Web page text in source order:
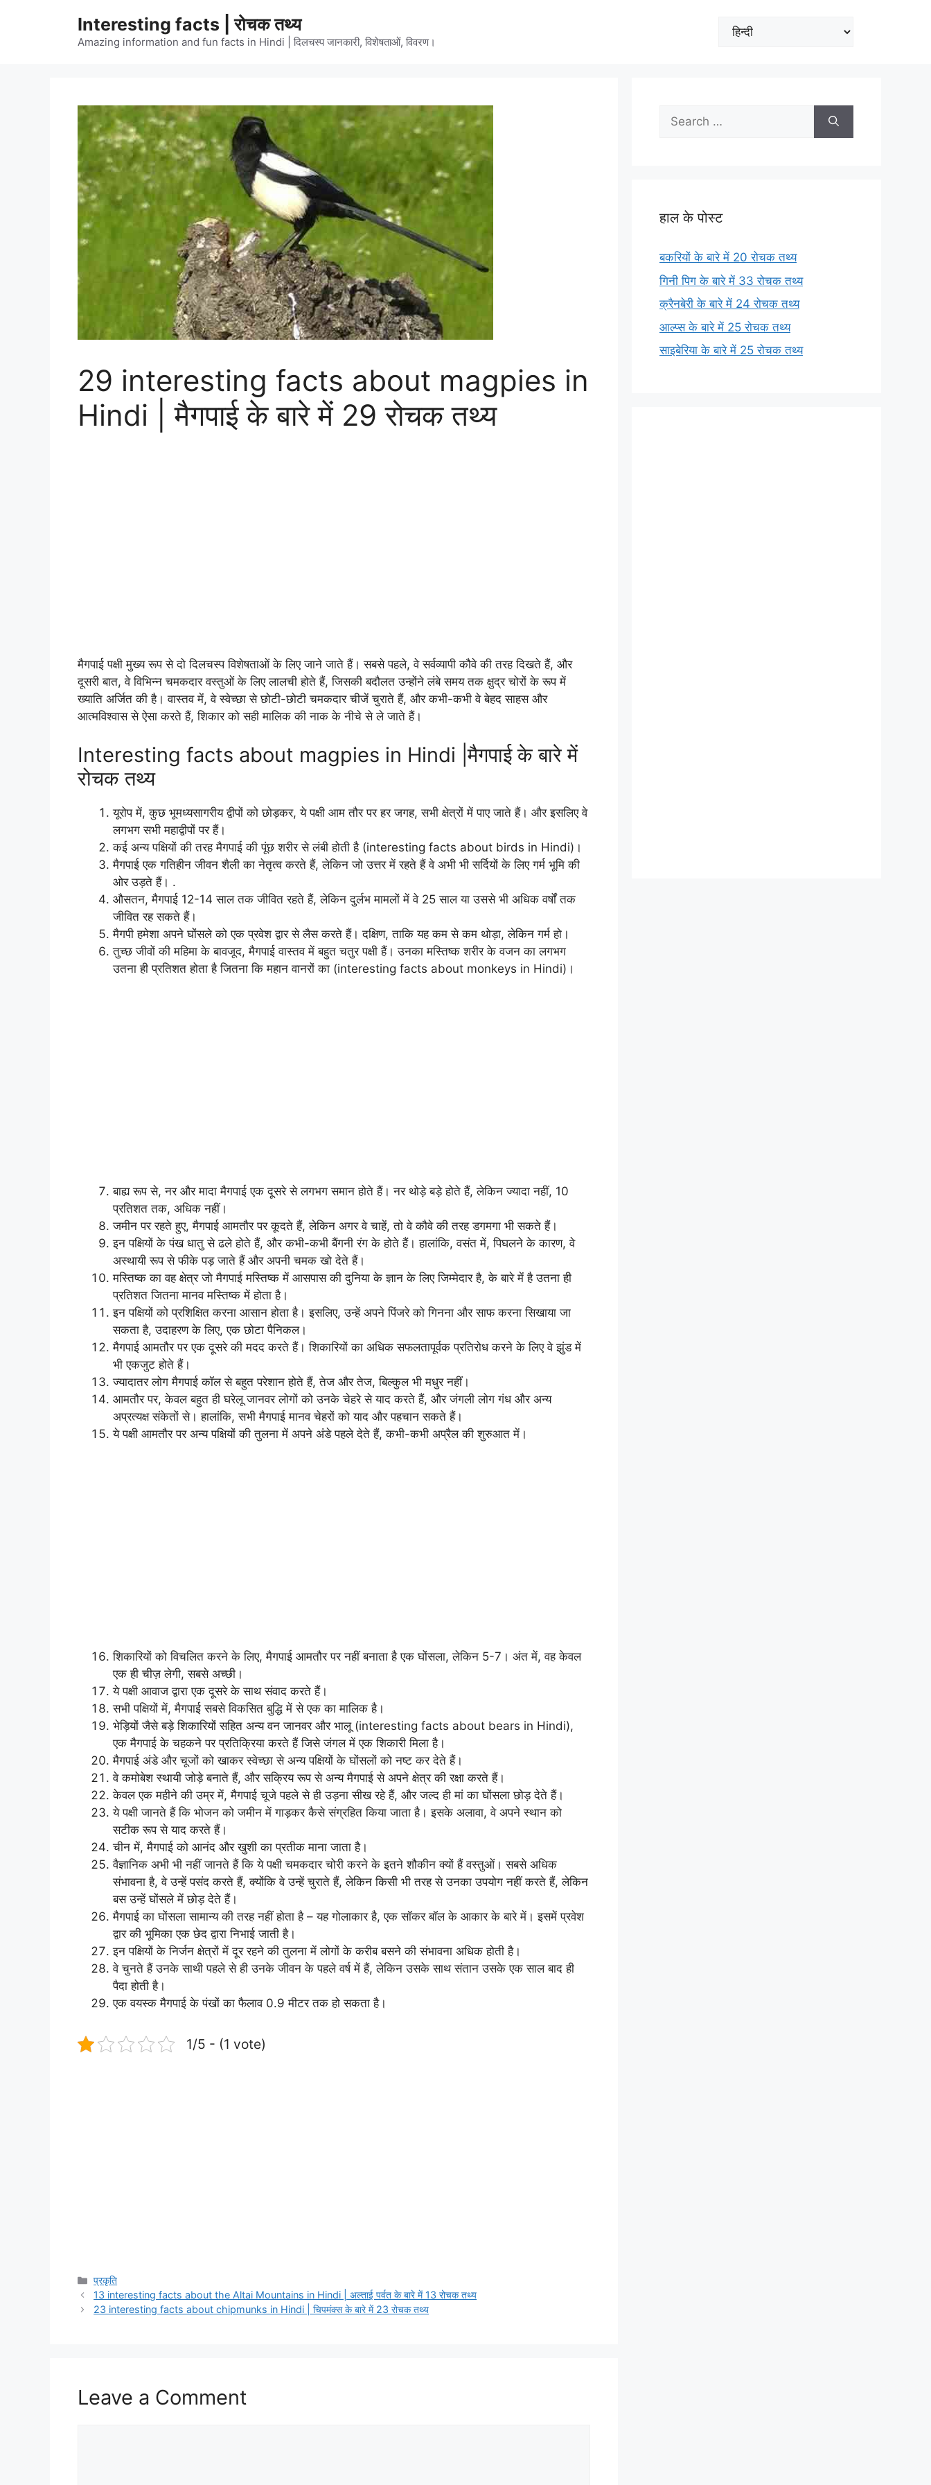
Interesting facts | रोचक तथ्य
Amazing information and fun facts in Hindi | दिलचस्प जानकारी, विशेषताओं, विवरण।
Choose
29 interesting facts about magpies in
Hindi | मैगपाई के बारे में 29 रोचक तथ्य
मैगपाई पक्षी मुख्य रूप से दो दिलचस्प विशेषताओं के लिए जाने जाते हैं। सबसे पहले, वे सर्वव्यापी कौवे की तरह दिखते हैं, और
दूसरी बात, वे विभिन्न चमकदार वस्तुओं के लिए लालची होते हैं, जिसकी बदौलत उन्होंने लंबे समय तक क्षुद्र चोरों के रूप में
ख्याति अर्जित की है। वास्तव में, वे स्वेच्छा से छोटी-छोटी चमकदार चीजें चुराते हैं, और कभी-कभी वे बेहद साहस और
आत्मविश्वास से ऐसा करते हैं, शिकार को सही मालिक की नाक के नीचे से ले जाते हैं।
Interesting facts about magpies in Hindi |मैगपाई के बारे में
रोचक तथ्य
यूरोप में, कुछ भूमध्यसागरीय द्वीपों को छोड़कर, ये पक्षी आम तौर पर हर जगह, सभी क्षेत्रों में पाए जाते हैं। और इसलिए वे
लगभग सभी महाद्वीपों पर हैं।
कई अन्य पक्षियों की तरह मैगपाई की पूंछ शरीर से लंबी होती है (interesting facts about birds in Hindi)।
मैगपाई एक गतिहीन जीवन शैली का नेतृत्व करते हैं, लेकिन जो उत्तर में रहते हैं वे अभी भी सर्दियों के लिए गर्म भूमि की
ओर उड़ते हैं। .
औसतन, मैगपाई 12-14 साल तक जीवित रहते हैं, लेकिन दुर्लभ मामलों में वे 25 साल या उससे भी अधिक वर्षों तक
जीवित रह सकते हैं।
मैगपी हमेशा अपने घोंसले को एक प्रवेश द्वार से लैस करते हैं। दक्षिण, ताकि यह कम से कम थोड़ा, लेकिन गर्म हो।
तुच्छ जीवों की महिमा के बावजूद, मैगपाई वास्तव में बहुत चतुर पक्षी हैं। उनका मस्तिष्क शरीर के वजन का लगभग
उतना ही प्रतिशत होता है जितना कि महान वानरों का (interesting facts about monkeys in Hindi)।
बाह्य रूप से, नर और मादा मैगपाई एक दूसरे से लगभग समान होते हैं। नर थोड़े बड़े होते हैं, लेकिन ज्यादा नहीं, 10
प्रतिशत तक, अधिक नहीं।
जमीन पर रहते हुए, मैगपाई आमतौर पर कूदते हैं, लेकिन अगर वे चाहें, तो वे कौवे की तरह डगमगा भी सकते हैं।
इन पक्षियों के पंख धातु से ढले होते हैं, और कभी-कभी बैंगनी रंग के होते हैं। हालांकि, वसंत में, पिघलने के कारण, वे
अस्थायी रूप से फीके पड़ जाते हैं और अपनी चमक खो देते हैं।
मस्तिष्क का वह क्षेत्र जो मैगपाई मस्तिष्क में आसपास की दुनिया के ज्ञान के लिए जिम्मेदार है, के बारे में है उतना ही
प्रतिशत जितना मानव मस्तिष्क में होता है।
इन पक्षियों को प्रशिक्षित करना आसान होता है। इसलिए, उन्हें अपने पिंजरे को गिनना और साफ करना सिखाया जा
सकता है, उदाहरण के लिए, एक छोटा पैनिकल।
मैगपाई आमतौर पर एक दूसरे की मदद करते हैं। शिकारियों का अधिक सफलतापूर्वक प्रतिरोध करने के लिए वे झुंड में
भी एकजुट होते हैं।
ज्यादातर लोग मैगपाई कॉल से बहुत परेशान होते हैं, तेज और तेज, बिल्कुल भी मधुर नहीं।
आमतौर पर, केवल बहुत ही घरेलू जानवर लोगों को उनके चेहरे से याद करते हैं, और जंगली लोग गंध और अन्य
अप्रत्यक्ष संकेतों से। हालांकि, सभी मैगपाई मानव चेहरों को याद और पहचान सकते हैं।
ये पक्षी आमतौर पर अन्य पक्षियों की तुलना में अपने अंडे पहले देते हैं, कभी-कभी अप्रैल की शुरुआत में।
शिकारियों को विचलित करने के लिए, मैगपाई आमतौर पर नहीं बनाता है एक घोंसला, लेकिन 5-7। अंत में, वह केवल
एक ही चीज़ लेगी, सबसे अच्छी।
ये पक्षी आवाज द्वारा एक दूसरे के साथ संवाद करते हैं।
सभी पक्षियों में, मैगपाई सबसे विकसित बुद्धि में से एक का मालिक है।
भेड़ियों जैसे बड़े शिकारियों सहित अन्य वन जानवर और भालू (interesting facts about bears in Hindi),
एक मैगपाई के चहकने पर प्रतिक्रिया करते हैं जिसे जंगल में एक शिकारी मिला है।
मैगपाई अंडे और चूजों को खाकर स्वेच्छा से अन्य पक्षियों के घोंसलों को नष्ट कर देते हैं।
वे कमोबेश स्थायी जोड़े बनाते हैं, और सक्रिय रूप से अन्य मैगपाई से अपने क्षेत्र की रक्षा करते हैं।
केवल एक महीने की उम्र में, मैगपाई चूजे पहले से ही उड़ना सीख रहे हैं, और जल्द ही मां का घोंसला छोड़ देते हैं।
ये पक्षी जानते हैं कि भोजन को जमीन में गाड़कर कैसे संग्रहित किया जाता है। इसके अलावा, वे अपने स्थान को
सटीक रूप से याद करते हैं।
चीन में, मैगपाई को आनंद और खुशी का प्रतीक माना जाता है।
वैज्ञानिक अभी भी नहीं जानते हैं कि ये पक्षी चमकदार चोरी करने के इतने शौकीन क्यों हैं वस्तुओं। सबसे अधिक
संभावना है, वे उन्हें पसंद करते हैं, क्योंकि वे उन्हें चुराते हैं, लेकिन किसी भी तरह से उनका उपयोग नहीं करते हैं, लेकिन
बस उन्हें घोंसले में छोड़ देते हैं।
मैगपाई का घोंसला सामान्य की तरह नहीं होता है – यह गोलाकार है, एक सॉकर बॉल के आकार के बारे में। इसमें प्रवेश
द्वार की भूमिका एक छेद द्वारा निभाई जाती है।
इन पक्षियों के निर्जन क्षेत्रों में दूर रहने की तुलना में लोगों के करीब बसने की संभावना अधिक होती है।
वे चुनते हैं उनके साथी पहले से ही उनके जीवन के पहले वर्ष में हैं, लेकिन उसके साथ संतान उसके एक साल बाद ही
पैदा होती है।
एक वयस्क मैगपाई के पंखों का फैलाव 0.9 मीटर तक हो सकता है।
1/5 - (1 vote)
Categories
प्रकृति
13 interesting facts about the Altai Mountains in Hindi | अल्ताई पर्वत के बारे में 13 रोचक तथ्य
23 interesting facts about chipmunks in Hindi | चिपमंक्स के बारे में 23 रोचक तथ्य
Leave a Comment
Search
for:
हाल के पोस्ट
बकरियों के बारे में 20 रोचक तथ्य
गिनी पिग के बारे में 33 रोचक तथ्य
क्रैनबेरी के बारे में 24 रोचक तथ्य
आल्प्स के बारे में 25 रोचक तथ्य
साइबेरिया के बारे में 25 रोचक तथ्य